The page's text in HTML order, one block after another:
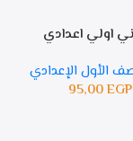
الأول الإعدادي
95,00EGP